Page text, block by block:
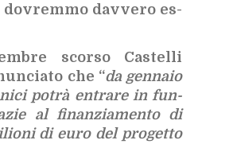
do­vrem­mo dav­ve­ro es­
scor­so Ca­stel­li
che “da gen­na­io
po­trà en­tra­re in fun­
al fi­nan­zia­men­to di
di euro del pro­get­to